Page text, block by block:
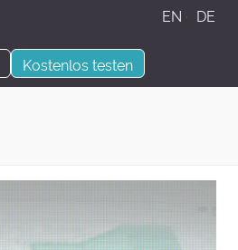
EN · DE
Kostenlos testen